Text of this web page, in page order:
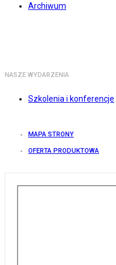
Archiwum
NASZE WYDARZENIA
Szkolenia i konferencje
MAPA STRONY
OFERTA PRODUKTOWA